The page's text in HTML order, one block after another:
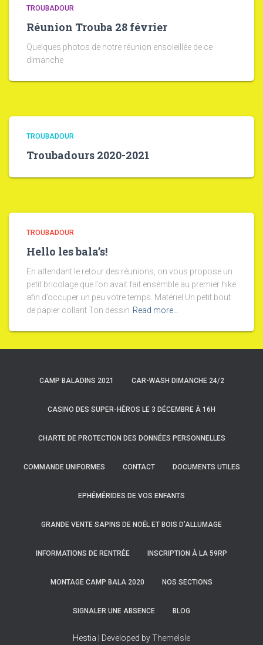
TROUBADOUR
Réunion Trouba 28 février
Quelques photos de notre réunion ensoleillée de ce
dimanche
TROUBADOUR
Troubadours 2020-2021
TROUBADOUR
Hello les bala’s!
En attendant le retour des réunions, on vous propose un
petit bricolage que l’on avait fait ensemble au premier hike
afin d’occuper un peu votre temps. Matériel Un petit bout
de papier collant Ton dessin Read more…
CAMP BALADINS 2021 CAR-WASH DIMANCHE 24/2
CASINO DES SUPER-HÉROS LE 3 DÉCEMBRE À 16H
CHARTE DE PROTECTION DES DONNÉES PERSONNELLES
COMMANDE UNIFORMES CONTACT DOCUMENTS UTILES
EPHÉMÉRIDES DE VOS ENFANTS
GRANDE VENTE SAPINS DE NOËL ET BOIS D’ALLUMAGE
INFORMATIONS DE RENTRÉE INSCRIPTION À LA 59RP
MONTAGE CAMP BALA 2020 NOS SECTIONS
SIGNALER UNE ABSENCE BLOG
Hestia | Developed byThemeIsle